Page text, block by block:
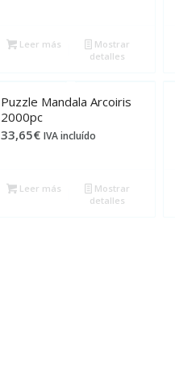
Leer más
Mostrar
detalles
Puzzle Mandala Arcoiris
2000pc
33,65€ IVA incluído
Leer más
Mostrar
detalles